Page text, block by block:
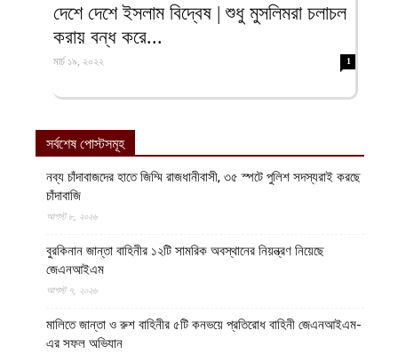
দেশে দেশে ইসলাম বিদ্বেষ | শুধু মুসলিমরা চলাচল
করায় বন্ধ করে...
মার্চ ১৯, ২০২২ 1
সর্বশেষ পোস্টসমূহ
নব্য চাঁদাবাজদের হাতে জিম্মি রাজধানীবাসী, ৩৫ স্পটে পুলিশ সদস্যরাই করছে
চাঁদাবাজি
আগস্ট ৮, ২০২৬
বুরকিনান জান্তা বাহিনীর ১২টি সামরিক অবস্থানের নিয়ন্ত্রণ নিয়েছে
জেএনআইএম
আগস্ট ৭, ২০২৬
মালিতে জান্তা ও রুশ বাহিনীর ৫টি কনভয়ে প্রতিরোধ বাহিনী জেএনআইএম-
এর সফল অভিযান